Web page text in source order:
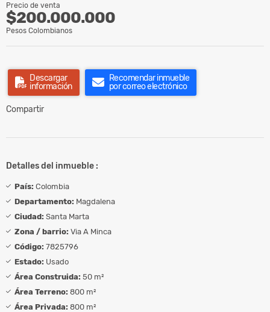
Precio de venta
$200.000.000
Pesos Colombianos
Descargar
información
Recomendar inmueble
por correo electrónico
Compartir
Detalles del inmueble :
País: Colombia
Departamento: Magdalena
Ciudad: Santa Marta
Zona / barrio: Via A Minca
Código: 7825796
Estado: Usado
Área Construida: 50 m²
Área Terreno: 800 m²
Área Privada: 800 m²